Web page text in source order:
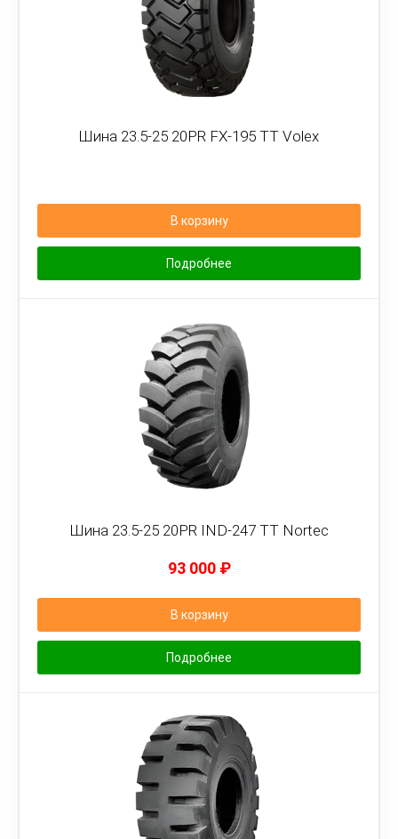
Шина 23.5-25 20PR FX-195 TT Volex
В корзину
Подробнее
Шина 23.5-25 20PR IND-247 TT Nortec
93 000 ₽
В корзину
Подробнее